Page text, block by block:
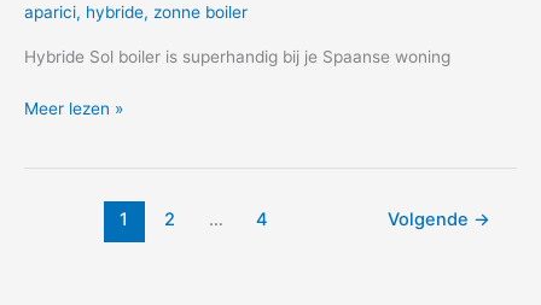
aparici, hybride, zonne boiler
Hybride Sol boiler is superhandig bij je Spaanse woning
Hybride
Meer lezen »
1 2 … 4 Volgende →